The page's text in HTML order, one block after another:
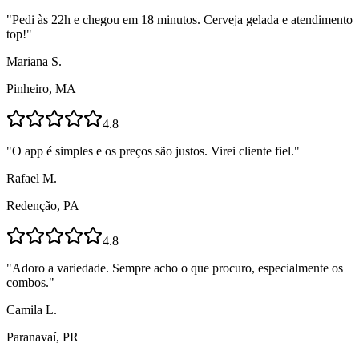
"Pedi às 22h e chegou em 18 minutos. Cerveja gelada e atendimento
top!"
Mariana S.
Pinheiro, MA
4.8
"O app é simples e os preços são justos. Virei cliente fiel."
Rafael M.
Redenção, PA
4.8
"Adoro a variedade. Sempre acho o que procuro, especialmente os
combos."
Camila L.
Paranavaí, PR